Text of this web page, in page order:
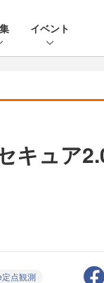
イベント
キュア
点観測